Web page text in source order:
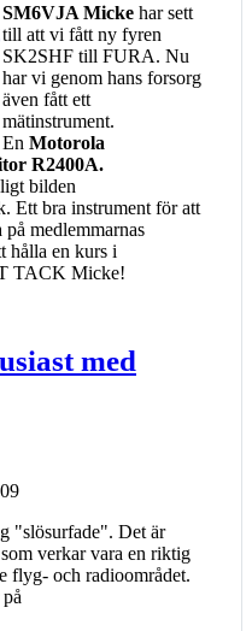
SM6VJA Micke har sett
till att vi fått ny fyren
SK2SHF till FURA. Nu
har vi genom hans forsorg
även fått ett
mätinstrument.
En Motorola
R2400A.
bilden
Ett bra instrument för att
medlemmarnas
hålla en kurs i
TACK Micke!
med
"slösurfade". Det är
verkar vara en riktig
flyg- och radioområdet.